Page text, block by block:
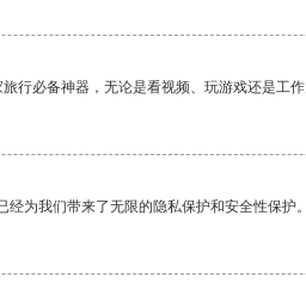
行必备神器，无论是看视频、玩游戏还是工
经为我们带来了无限的隐私保护和安全性保护。